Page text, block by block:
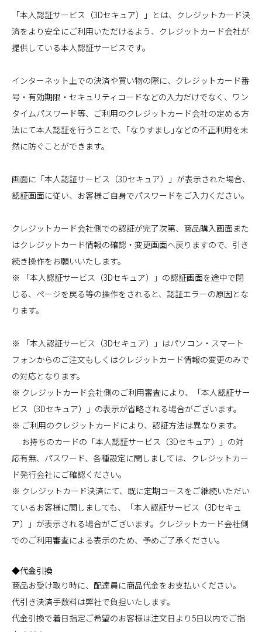
「本人認証サービス（3Dセキュア）」とは、クレジットカード決
済をより安全にご利用いただけるよう、クレジットカード会社が
提供している本人認証サービスです。
インターネット上での決済や買い物の際に、クレジットカード番
号・有効期限・セキュリティコードなどの入力だけでなく、ワン
タイムパスワード等、ご利用のクレジットカード会社の定める方
法にて本人認証を行うことで、｢なりすまし｣などの不正利用を未
然に防ぐことができます。
画面に「本人認証サービス（3Dセキュア）」が表示された場合、
認証画面に従い、お客様ご自身でパスワードをご入力ください。
クレジットカード会社側での認証が完了次第、商品購入画面また
はクレジットカード情報の確認・変更画面へ戻りますので、引き
続き操作をお願いいたします。
※ 「本人認証サービス（3Dセキュア）」の認証画面を途中で閉
じる、ページを戻る等の操作をされると、認証エラーの原因とな
ります。
※ 「本人認証サービス（3Dセキュア）」はパソコン・スマート
フォンからのご注文もしくはクレジットカード情報の変更のみで
の対応となります。
※ クレジットカード会社側のご利用審査により、「本人認証サー
ビス（3Dセキュア）」の表示が省略される場合がございます。
※ ご利用のクレジットカードにより、認証方法は異なります。
お持ちのカードの「本人認証サービス（3Dセキュア）」の対
応有無、パスワード、各種設定に関しましては、クレジットカー
ド発行会社にご確認ください。
※ クレジットカード決済にて、既に定期コースをご継続いただい
ているお客様に関しましても、「本人認証サービス（3Dセキュ
ア）」が表示される場合がございます。クレジットカード会社側
でのご利用審査による表示のため、予めご了承ください。
◆代金引換
商品お受け取り時に、配達員に商品代金をお支払いください。
代引き決済手数料は弊社で負担いたします。
代金引換で着日指定ご希望のお客様は注文日より5日以内でご指